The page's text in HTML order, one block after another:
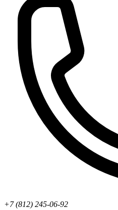
+7 (812) 245-06-92